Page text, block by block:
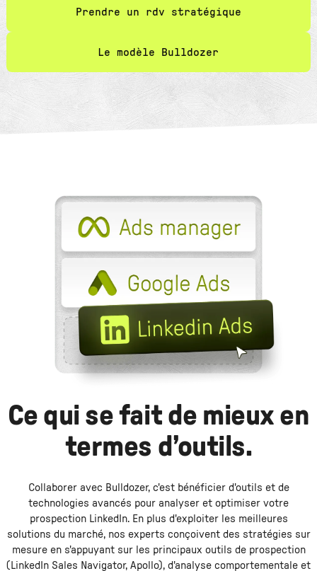
Prendre un rdv stratégique
Le modèle Bulldozer
Ce qui se fait de mieux en
termes d’outils.
Collaborer avec Bulldozer, c'est bénéficier d'outils et de
technologies avancés pour analyser et optimiser votre
prospection LinkedIn. En plus d'exploiter les meilleures
solutions du marché, nos experts conçoivent des stratégies sur
mesure en s'appuyant sur les principaux outils de prospection
(LinkedIn Sales Navigator, Apollo), d'analyse comportementale et